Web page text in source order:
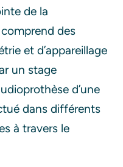
de la
des
et d’appareillage
un stage
d’une
dans différents
à travers le